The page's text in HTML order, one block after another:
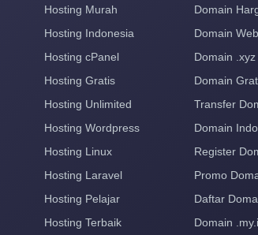
Hosting Murah
Hosting Indonesia
Hosting cPanel
Hosting Gratis
Hosting Unlimited
Hosting Wordpress
Hosting Linux
Hosting Laravel
Hosting Pelajar
Hosting Terbaik
Domain
Domain
Domain
Domain
Transfer
Domain
Register
Promo
Daftar
Domain